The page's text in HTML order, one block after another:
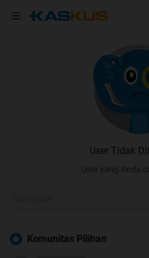
User Tidak
User yang Anda
Komunitas Pilihan